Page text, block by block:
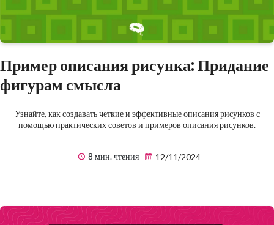
Пример описания рисунка: Придание
фигурам смысла
Узнайте, как создавать четкие и эффективные описания рисунков с
помощью практических советов и примеров описания рисунков.
8 мин. чтения 12/11/2024